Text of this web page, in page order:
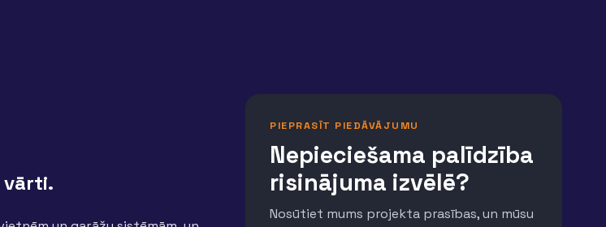
vārti.
PIEPRASĪT PIEDĀVĀJUMU
Nepieciešama palīdzība
risinājuma izvēlē?
Nosūtiet mums projekta prasības, un mūsu